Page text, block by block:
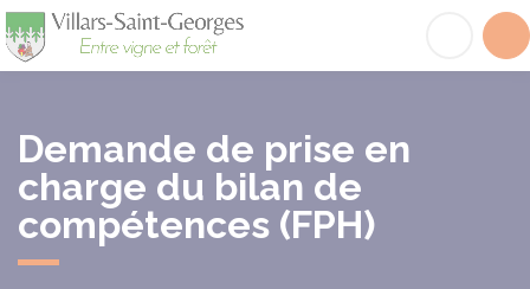
Demande de prise en
charge du bilan de
compétences (FPH)